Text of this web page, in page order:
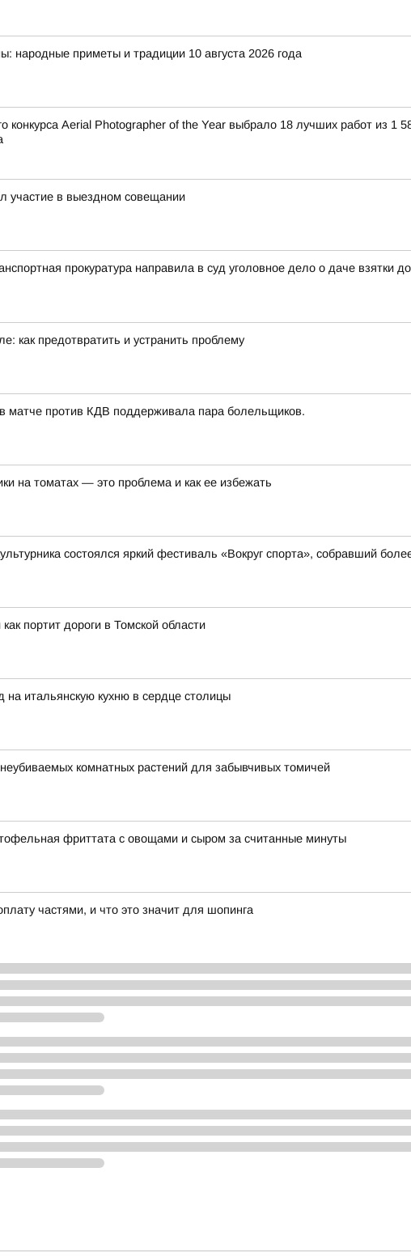
народные приметы и традиции 10 августа 2026 года
Aerial Photographer of the Year выбрало 18 лучших работ из 1
участие в выездном совещании
прокуратура направила в суд уголовное дело о даче
как предотвратить и устранить проблему
матче против КДВ поддерживала пара болельщиков.
на томатах — это проблема и как ее избежать
состоялся яркий фестиваль «Вокруг спорта», собравший
портит дороги в Томской области
на итальянскую кухню в сердце столицы
комнатных растений для забывчивых томичей
фриттата с овощами и сыром за считанные минуты
частями, и что это значит для шопинга